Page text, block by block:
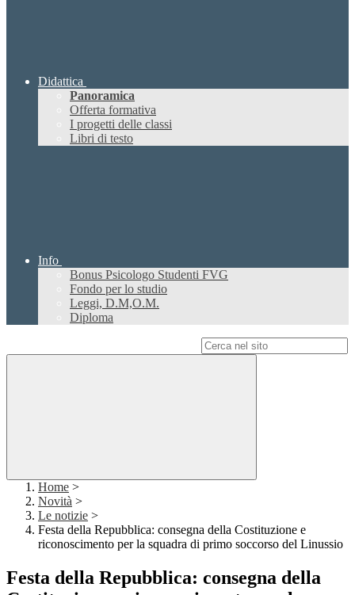
Didattica
Panoramica
Offerta formativa
I progetti delle classi
Libri di testo
Info
Bonus Psicologo Studenti FVG
Fondo per lo studio
Leggi, D.M,O.M.
Diploma
Home >
Novità >
Le notizie >
Festa della Repubblica: consegna della Costituzione e
riconoscimento per la squadra di primo soccorso del Linussio
Festa della Repubblica: consegna della